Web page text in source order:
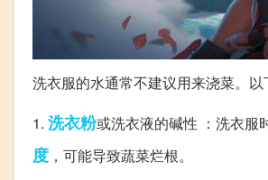
洗衣服的水通常不建议用来浇菜。以
1. 洗衣粉或洗衣液的碱性 ：洗衣服
度 ，可能导致蔬菜烂根。